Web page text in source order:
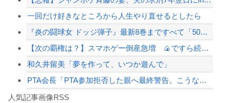
【配信者】「金バエ」のSNS更新が1週間途絶え、様々な憶測が飛び交う。1週間ぶり...
【緊急速報】NYで警官が黒人男性の首を絞め、暴動第二波不可避へ
Powered by livedoor 相互RSS
一回だけ好きなところから人生やり直せるとしたら
『炎の闘球女 ドッジ弾子』最新8巻まですべて「50％ポイント還元」セール！3,5...
【次の覇権は？】スマホゲー倒産急増 🍙ですら続くのに…
和久井留美「夢を作って、いつか遊んで」
PTA会長「PTA参加拒否した親へ最終警告。こうなってもいい？」
人気記事画像RSS